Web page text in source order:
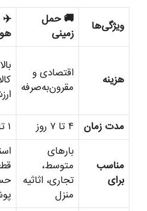
ویژگی‌ها
🚚 حمل
زمینی
✈️
هزینه
اقتصادی و
مقرون‌به‌صرفه
مدت زمان
۴ تا ۷ روز ۱ تا ۳ روز
مناسب
برای
بارهای
متوسط،
تجاری، اثاثیه
منزل